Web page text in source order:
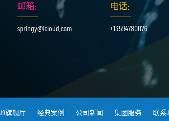
邮箱:
springy@icloud.com
电话:
+13594780076
旗舰厅 经典案例 公司新闻 集团服务
联系